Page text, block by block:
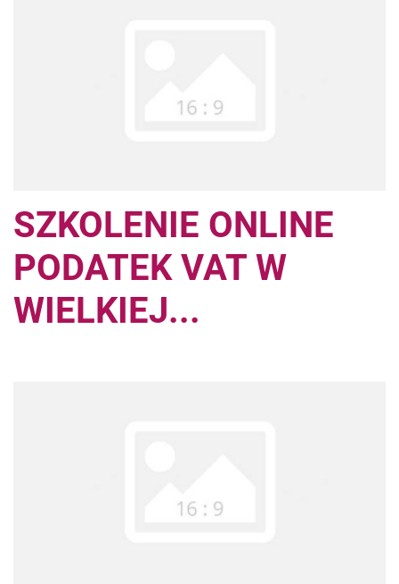
SZKOLENIE ONLINE
PODATEK VAT W
WIELKIEJ...